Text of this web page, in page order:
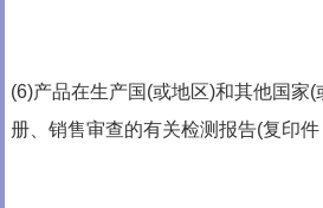
(6)产品在生产国(或地区)和其他国家
册、销售审查的有关检测报告(复印